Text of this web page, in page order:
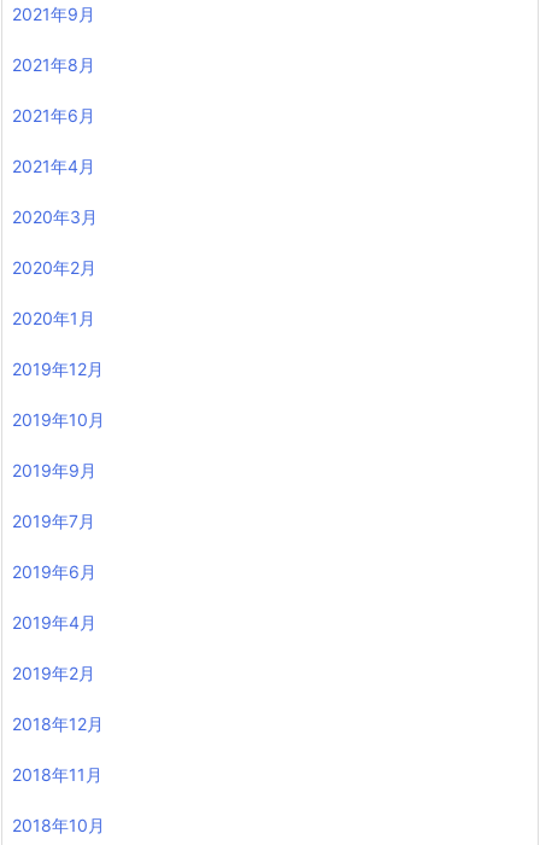
2021年9月
2021年8月
2021年6月
2021年4月
2020年3月
2020年2月
2020年1月
2019年12月
2019年10月
2019年9月
2019年7月
2019年6月
2019年4月
2019年2月
2018年12月
2018年11月
2018年10月